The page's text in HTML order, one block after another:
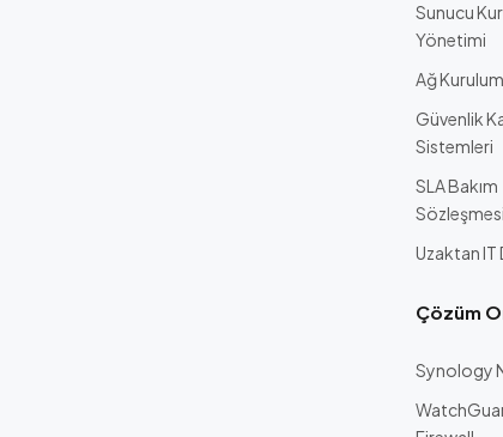
Sunucu
Yönetimi
Ağ
Güvenlik
Sistemleri
SLA Bakım
Sözleşmesi
Uzaktan IT
Çözüm
Synology